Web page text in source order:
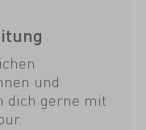
und
dich gerne mit